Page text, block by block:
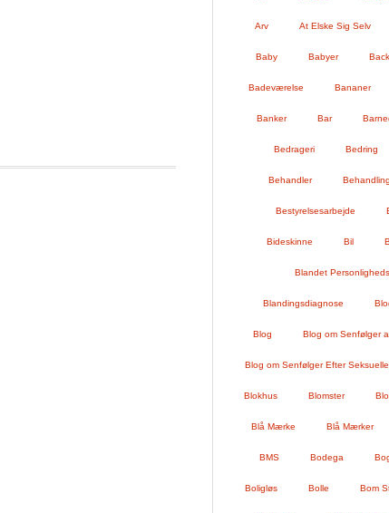
Arv At Elske Sig Selv
Baby Babyer
Badeværelse Bananer
Banker Bar
Bedrageri Bedring
Behandler
Bestyrelsesarbejde
Bideskinne Bil
Blandet
Blandingsdiagnose
Blog Blog om Senfølger
Blog om Senfølger Efter
Blokhus Blomster
Blå Mærke Blå Mærker
BMS Bodega
Boligløs Bolle Bom